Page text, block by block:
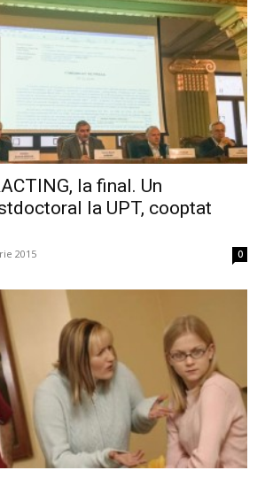
la final. Un
la UPT, cooptat
2015 0